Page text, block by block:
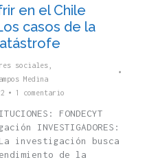
en el Chile
casos de la
sociales
Medina
1 comentario
FONDECYT
INVESTIGADORES:
La investigación busca
de la